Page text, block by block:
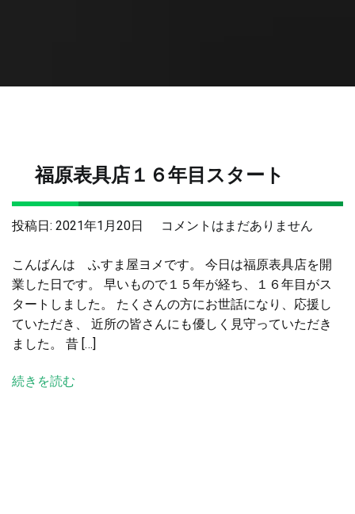
福原表具店１６年目スタート
投稿日: 2021年1月20日
福
表
具
店
１
コメントはまだありません
こんばんは ふすま屋ヨメです。 今日は福原表具店を開
業した日です。 早いもので１５年が経ち、１６年目がス
タートしました。 たくさんの方にお世話になり、応援し
ていただき、 近所の皆さんにも優しく見守っていただき
ました。 昔 […]
続きを読む